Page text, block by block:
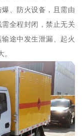
、防火设备，且需由
全程封闭，禁止无关
途中发生泄漏、起火